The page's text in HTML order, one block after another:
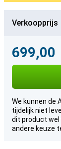
Verkoopprijs
699,00
We kunnen de
tijdelijk niet
dit product wel
andere keuze